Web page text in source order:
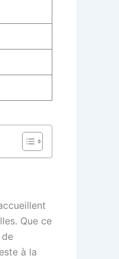
Que ce
à la